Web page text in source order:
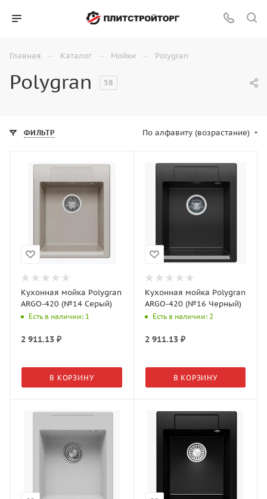
Главная — Каталог — Мойки — Polygran
Polygran 58
ФИЛЬТР По алфавиту (возрастание)
Кухонная мойка Polygran
ARGO-420 (№14 Серый)
Есть в наличии: 1
2 911.13 ₽
В КОРЗИНУ
Кухонная мойка Polygran
ARGO-420 (№16 Черный)
Есть в наличии: 2
2 911.13₽
В КОРЗИНУ